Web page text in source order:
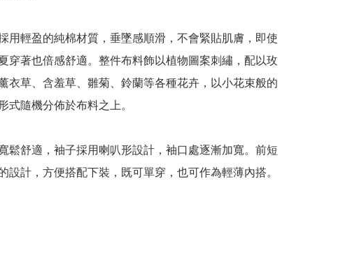
用輕盈的純棉材質，垂墜感順滑，不會緊貼肌膚，即使
穿著也倍感舒適。整件布料飾以植物圖案刺繡，配以玫
衣草、含羞草、雛菊、鈴蘭等各種花卉，以小花束般的
式隨機分佈於布料之上。
鬆舒適，袖子採用喇叭形設計，袖口處逐漸加寬。前短
設計，方便搭配下裝，既可單穿，也可作為輕薄內搭。